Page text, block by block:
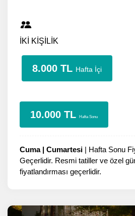
İKİ KİŞİLİK
8.000 TL Hafta İçi
10.000 TL Hafta Sonu
Cuma | Cumartesi | Hafta Sonu
Geçerlidir. Resmi tatiller ve özel
fiyatlandırması geçerlidir.